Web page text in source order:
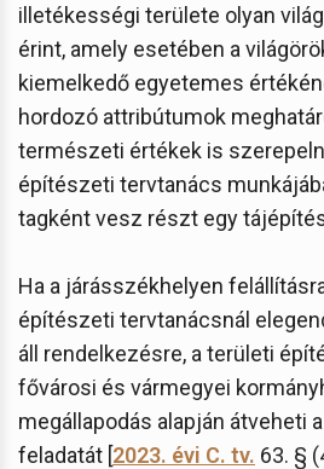
illetékességi területe olyan
érint, amely esetében a
kiemelkedő egyetemes
hordozó attribútumok
természeti értékek is
építészeti tervtanács
tagként vesz részt egy
Ha a járásszékhelyen
építészeti tervtanácsnál
áll rendelkezésre, a területi
fővárosi és vármegyei
megállapodás alapján átveheti
feladatát [2023. évi C. tv. 63. §